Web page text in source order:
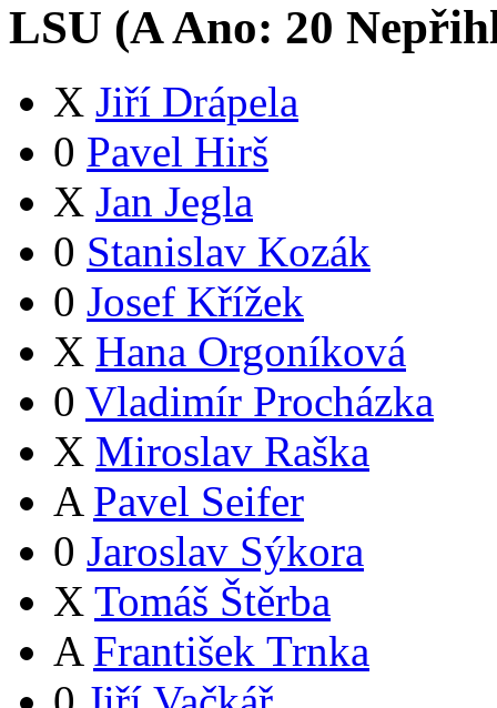
LSU (AAno: 20
X Jiří Drápela
0 Pavel Hirš
X Jan Jegla
0 Stanislav Kozák
0 Josef Křížek
X Hana Orgoníková
0 Vladimír Procházka
X Miroslav Raška
A Pavel Seifer
0 Jaroslav Sýkora
X Tomáš Štěrba
A František Trnka